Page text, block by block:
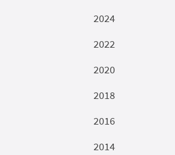
2024
2022
2020
2018
2016
2014